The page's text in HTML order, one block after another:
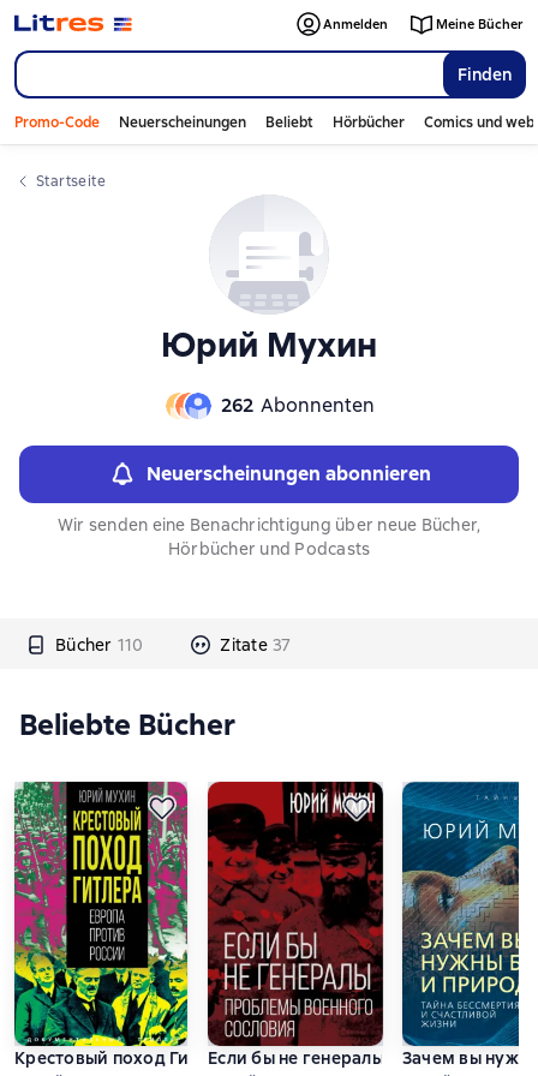
Finden
Anmelden Meine Bücher
Promo-Code Neuerscheinungen Beliebt Hörbücher Comics und
Startseite
Юрий Мухин
262 Abonnenten
Neuerscheinungen abonnieren
Wir senden eine Benachrichtigung über neue Bücher,
Hörbücher und Podcasts
Bücher 110 Zitate 37
Слайдер с книгами
Beliebte Bücher
Крестовый поход Гитлера. Европа против России
Если бы не генералы. Проблемы
Зачем вы
Слайдер с книгами